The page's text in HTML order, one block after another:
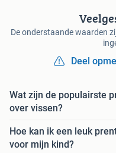
De onderstaande waarden
Deel
Wat zijn de populairste
over vissen?
Hoe kan ik een leuk
voor mijn kind?